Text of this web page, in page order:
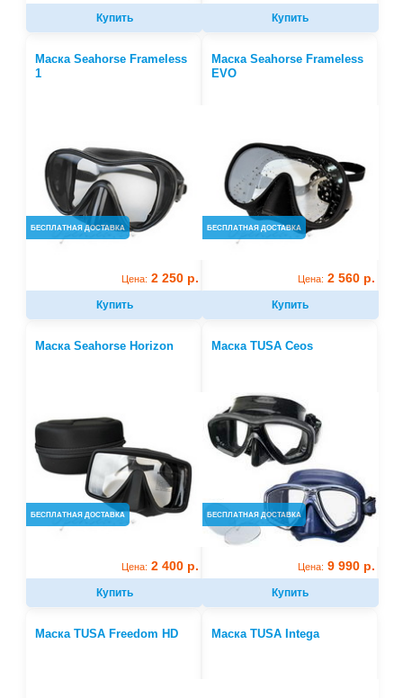
Купить Купить
Маска Seahorse Frameless
1
БЕСПЛАТНАЯ ДОСТАВКА
Цена: 2 250 р.
Купить
Маска Seahorse Frameless
EVO
БЕСПЛАТНАЯ ДОСТАВКА
Цена: 2 560 р.
Купить
Маска Seahorse Horizon
БЕСПЛАТНАЯ ДОСТАВКА
Цена: 2 400 р.
Купить
Маска TUSA Ceos
БЕСПЛАТНАЯ ДОСТАВКА
Цена: 9 990 р.
Купить
Маска TUSA Freedom HD Маска TUSA Intega